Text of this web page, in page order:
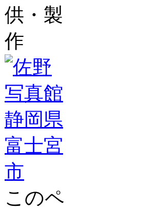
供・製
作
このペ